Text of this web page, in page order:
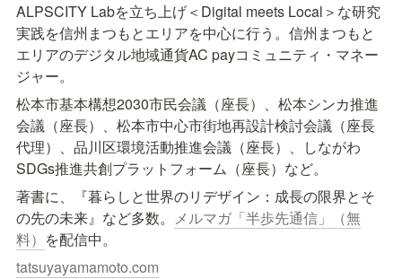
ALPSCITY Labを立ち上げ＜Digital meets Local＞な研究
実践を信州まつもとエリアを中心に行う。信州まつもと
エリアのデジタル地域通貨AC payコミュニティ・マネー
ジャー。
松本市基本構想2030市民会議（座長）、松本シンカ推進
会議（座長）、松本市中心市街地再設計検討会議（座長
代理）、品川区環境活動推進会議（座長）、しながわ
SDGs推進共創プラットフォーム（座長）など。
著書に、『暮らしと世界のリデザイン：成長の限界とそ
の先の未来』など多数。 メルマガ「半歩先通信」（無
料） を配信中。
tatsuyayamamoto.com